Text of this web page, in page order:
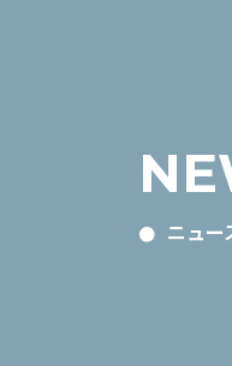
ニュー